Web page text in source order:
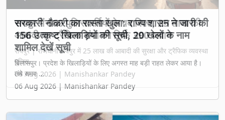
रायपुर में 660 पुलिसकर्मियों के पद रिक्त, 25 लाख की
आबादी का ट्रैफिक संभालने सिर्फ 390 जवान
रायपुर | राजधानी रायपुर में 25 लाख की आबादी की सुरक्षा और ट्रैफिक व्यवस्था
पुलिस...
06 Aug 2026 | Manishankar Pandey